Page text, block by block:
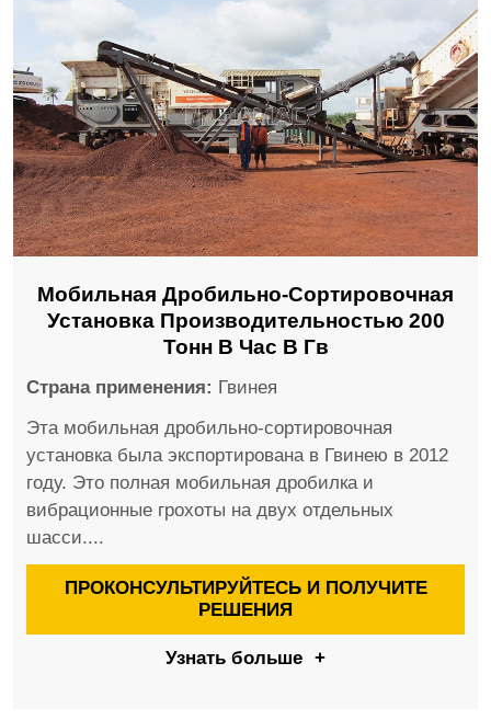
Мобильная Дробильно-Сортировочная
Установка Производительностью 200
Тонн В Час В Гв
Страна применения: Гвинея
Эта мобильная дробильно-сортировочная
установка была экспортирована в Гвинею в 2012
году. Это полная мобильная дробилка и
вибрационные грохоты на двух отдельных
шасси....
ПРОКОНСУЛЬТИРУЙТЕСЬ И ПОЛУЧИТЕ
РЕШЕНИЯ
Узнать больше +